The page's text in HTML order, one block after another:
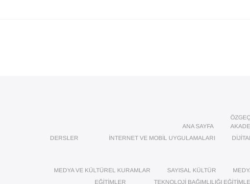
ANA SAYFA
DERSLER
İNTERNET VE MOBIL UYGULAMALARI
MEDYA VE KÜLTÜREL KURAMLAR SAYISAL KÜLTÜR
EĞITIMLER
TEKNOLOJI BAĞIMLILIĞI